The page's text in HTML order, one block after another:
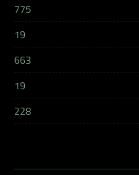
775
19
663
19
228